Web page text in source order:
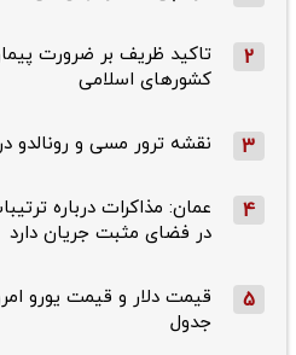
2
تاکید ظریف بر ضرورت
کشورهای اسلامی
3 نقشه ترور مسی و رونالدو
4
عمان: مذاکرات درباره
در فضای مثبت جریان دارد
5
جدول